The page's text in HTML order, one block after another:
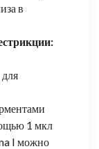
в
1 мкл
I можно